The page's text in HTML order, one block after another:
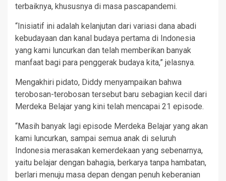
terbaiknya, khususnya di masa pascapandemi.
“Inisiatif ini adalah kelanjutan dari variasi dana abadi
kebudayaan dan kanal budaya pertama di Indonesia
yang kami luncurkan dan telah memberikan banyak
manfaat bagi para penggerak budaya kita,” jelasnya.
Mengakhiri pidato, Diddy menyampaikan bahwa
terobosan-terobosan tersebut baru sebagian kecil dari
Merdeka Belajar yang kini telah mencapai 21 episode.
“Masih banyak lagi episode Merdeka Belajar yang akan
kami luncurkan, sampai semua anak di seluruh
Indonesia merasakan kemerdekaan yang sebenarnya,
yaitu belajar dengan bahagia, berkarya tanpa hambatan,
berlari menuju masa depan dengan penuh keberanian